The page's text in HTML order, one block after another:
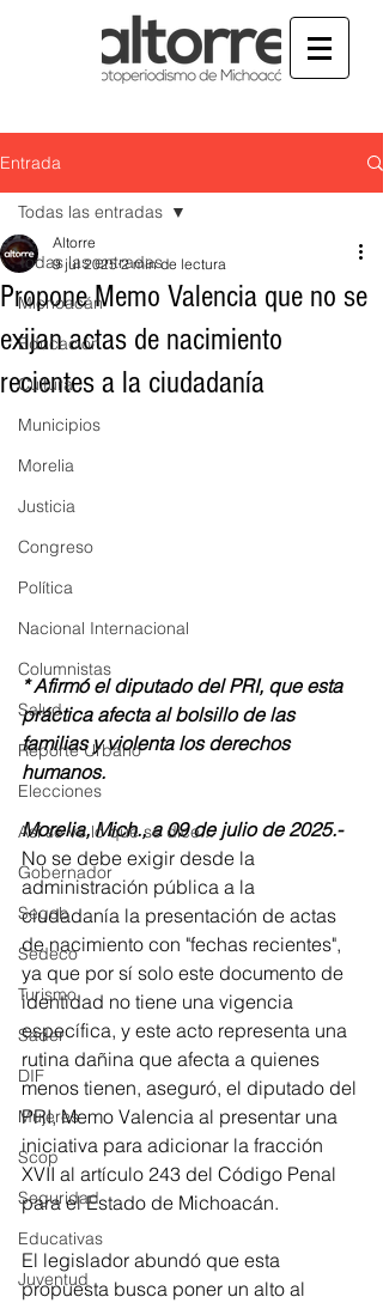
Entrada
Todas las entradas
Michoacán
Educación
Cultura
Municipios
Morelia
Justicia
Congreso
Política
Nacional Internacional
Columnistas
Salud
Reporte Urbano
Elecciones
Así se ve lo que se dice...
Gobernador
Segob
Sedeco
Turismo
Sader
DIF
Mujeres
Scop
Seguridad
Educativas
Juventud
Todas las entradas
Propone Memo Valencia que no se
exijan actas de nacimiento
recientes a la ciudadanía
Altorre
9 jul 2025 2 min de lectura
* Afirmó el diputado del PRI, que esta
práctica afecta al bolsillo de las
familias y violenta los derechos
humanos.
Morelia, Mich., a 09 de julio de 2025.-
No se debe exigir desde la
administración pública a la
ciudadanía la presentación de actas
de nacimiento con "fechas recientes",
ya que por sí solo este documento de
identidad no tiene una vigencia
específica, y este acto representa una
rutina dañina que afecta a quienes
menos tienen, aseguró, el diputado del
PRI, Memo Valencia al presentar una
iniciativa para adicionar la fracción
XVII al artículo 243 del Código Penal
para el Estado de Michoacán.
El legislador abundó que esta
propuesta busca poner un alto al